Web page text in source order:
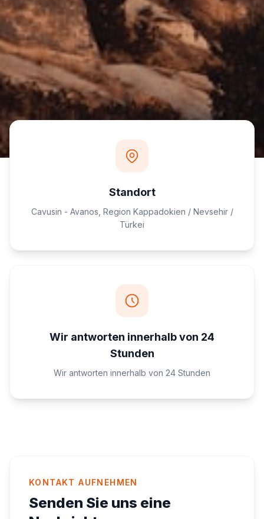
Standort
Cavusin - Avanos, Region Kappadokien / Nevsehir /
Türkei
Wir antworten innerhalb von 24
Stunden
Wir antworten innerhalb von 24 Stunden
KONTAKT AUFNEHMEN
Senden Sie uns eine